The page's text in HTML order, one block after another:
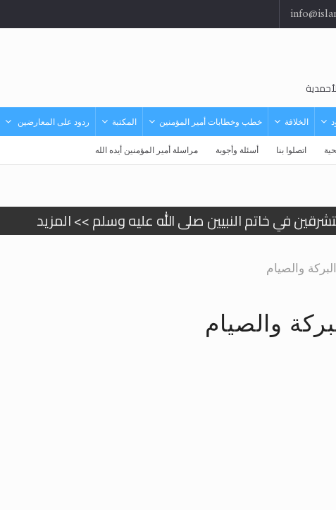
الخلافة خطب وخطابات أمير المؤمنين المكتبة ردود على المعارضين
اتصلوا بنا أسئلة وأجوبة مراسلة أمير المؤمنين أيده الله
>> المزيد
الأضحى وأحكامه >> المزيد
>> المزيد
>> المزيد
المزيد
إلى حضرة امير المؤمنين أيده الله والمكتب
القمص زكريا يطرس وأعداء الإسلام اضغط هنا >> المزيد
الإسراء والمعراج >> المزيد
في خاتم النبيين صلى الله عليه وسلم >> المزيد
والصيام
والصيام